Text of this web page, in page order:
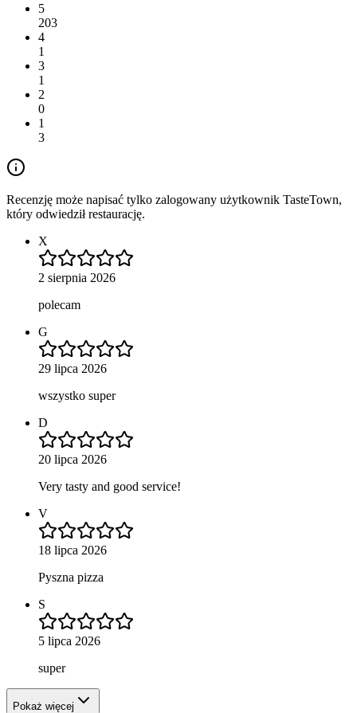
5
203
4
1
3
1
2
0
1
3
Recenzję może napisać tylko zalogowany użytkownik TasteTown,
który odwiedził restaurację.
X
2 sierpnia 2026
polecam
G
29 lipca 2026
wszystko super
D
20 lipca 2026
Very tasty and good service!
V
18 lipca 2026
Pyszna pizza
S
5 lipca 2026
super
Pokaż więcej